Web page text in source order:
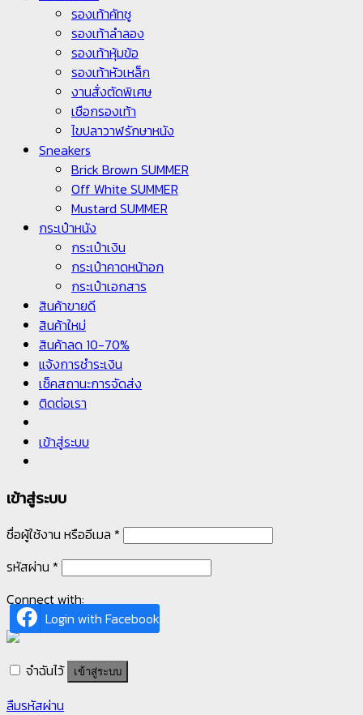
รองเท้าคัทชู
รองเท้าลำลอง
รองเท้าหุ้มข้อ
รองเท้าหัวเหล็ก
งานสั่งตัดพิเศษ
เชือกรองเท้า
ไขปลาวาฬรักษาหนัง
Sneakers
Brick Brown SUMMER
Off White SUMMER
Mustard SUMMER
กระเป๋าหนัง
กระเป๋าเงิน
กระเป๋าคาดหน้าอก
กระเป๋าเอกสาร
สินค้าขายดี
สินค้าใหม่
สินค้าลด 10-70%
แจ้งการชำระเงิน
เช็คสถานะการจัดส่ง
ติดต่อเรา
เข้าสู่ระบบ
เข้าสู่ระบบ
ชื่อผู้ใช้งาน หรืออีเมล *
รหัสผ่าน *
Connect with:
Login with Facebook
จำฉันไว้ เข้าสู่ระบบ
ลืมรหัสผ่าน